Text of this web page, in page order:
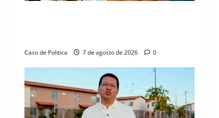
n
Caso de Politica 7 de agosto de 2026 0